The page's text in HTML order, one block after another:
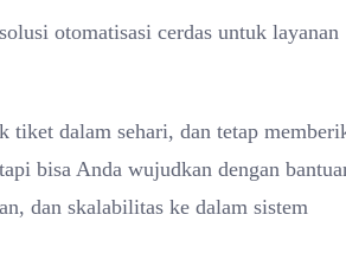
otomatisasi cerdas untuk layanan
tiket dalam sehari, dan tetap
bisa Anda wujudkan dengan
dan skalabilitas ke dalam sistem